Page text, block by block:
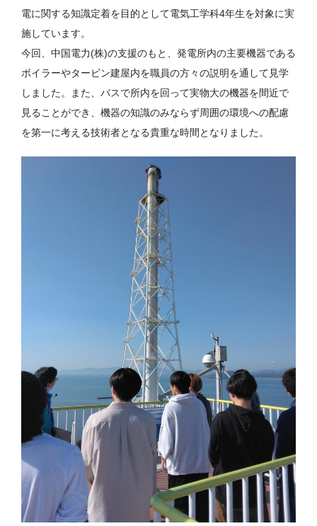
電に関する知識定着を目的として電気工学科4年生を対象に実
施しています。
今回、中国電力(株)の支援のもと、発電所内の主要機器である
ボイラーやタービン建屋内を職員の方々の説明を通して見学
しました。また、バスで所内を回って実物大の機器を間近で
見ることができ、機器の知識のみならず周囲の環境への配慮
を第一に考える技術者となる貴重な時間となりました。